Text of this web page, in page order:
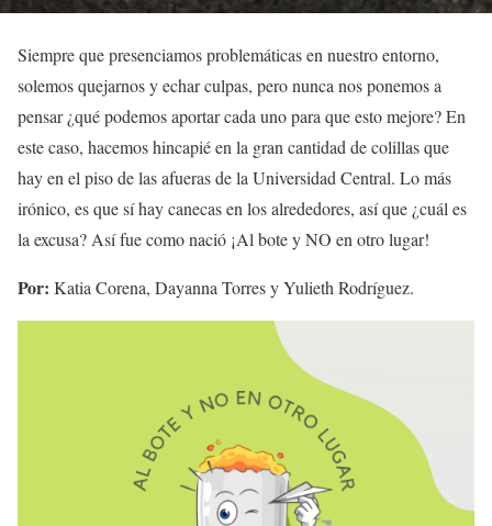
Siempre que presenciamos problemáticas en nuestro entorno,
solemos quejarnos y echar culpas, pero nunca nos ponemos a
pensar ¿qué podemos aportar cada uno para que esto mejore? En
este caso, hacemos hincapié en la gran cantidad de colillas que
hay en el piso de las afueras de la Universidad Central. Lo más
irónico, es que sí hay canecas en los alrededores, así que ¿cuál es
la excusa? Así fue como nació ¡Al bote y NO en otro lugar!
Por: Katia Corena, Dayanna Torres y Yulieth Rodríguez.